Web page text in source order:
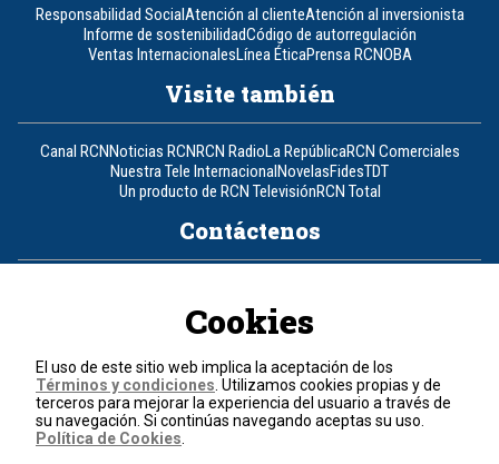
Responsabilidad SocialAtención al clienteAtención al inversionista
Informe de sostenibilidadCódigo de autorregulación
Ventas InternacionalesLínea ÉticaPrensa RCNOBA
Visite también
Canal RCNNoticias RCNRCN RadioLa RepúblicaRCN Comerciales
Nuestra Tele InternacionalNovelasFidesTDT
Un producto de RCN TelevisiónRCN Total
Contáctenos
Política de cookies
Términos y condiciones
© 2026, RCN Medios.
Todos los derechos reservados.
Cookies
El uso de este sitio web implica la aceptación de los
Términos y condiciones . Utilizamos cookies propias y de
terceros para mejorar la experiencia del usuario a través de
su navegación. Si continúas navegando aceptas su uso.
Política de Cookies